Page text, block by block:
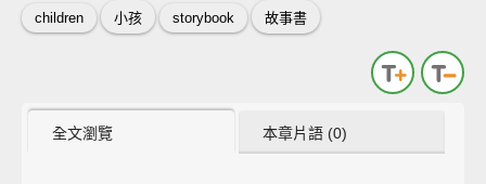
children 小孩 storybook 故事書
全文瀏覽 本章片語 (0)